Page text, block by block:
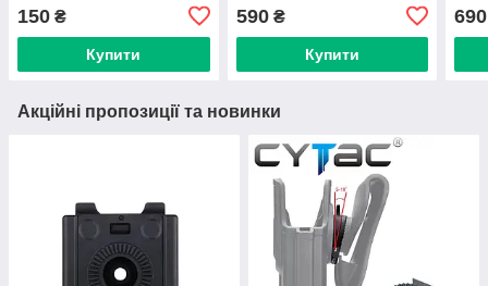
150 ₴
Купити
590₴
Купити
Clip
690
Акційні пропозиції та новинки